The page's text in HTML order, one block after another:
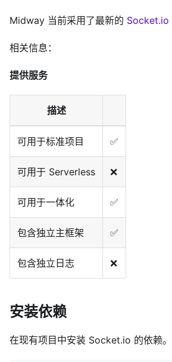
Midway 当前采用了最新的 Socket.io
相关信息：
提供服务
描述
可用于标准项目 ✅
可用于 Serverless ❌
可用于一体化 ✅
包含独立主框架 ✅
包含独立日志 ❌
安装依赖
在现有项目中安装 Socket.io 的依赖。